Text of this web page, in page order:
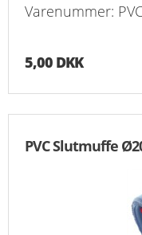
BESPÆNDING,
BEARBEJDNING,
MATERIEL
Varenummer:
5,00 DKK
PVC Slutmuffe